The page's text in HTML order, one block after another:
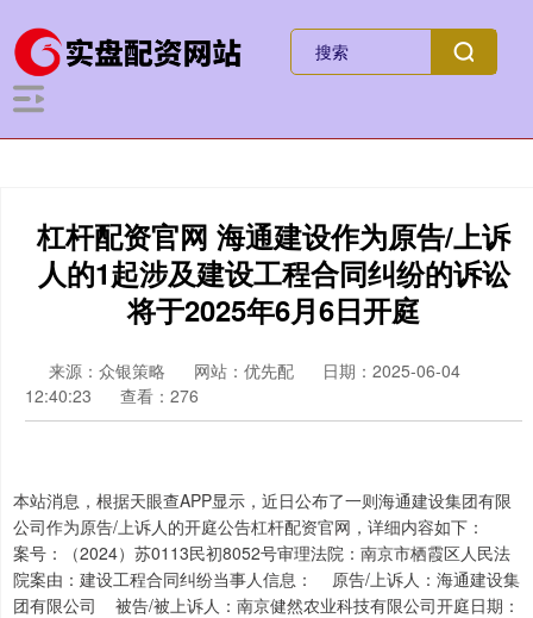
杠杆配资官网 海通建设作为原告/上诉
人的1起涉及建设工程合同纠纷的诉讼
将于2025年6月6日开庭
来源：众银策略 网站：优先配
日期：2025-06-04
12:40:23
查看：276
本站消息，根据天眼查APP显示，近日公布了一则海通建设集团有限
公司作为原告/上诉人的开庭公告杠杆配资官网，详细内容如下：
案号：（2024）苏0113民初8052号审理法院：南京市栖霞区人民法
院案由：建设工程合同纠纷当事人信息： 原告/上诉人：海通建设集
团有限公司 被告/被上诉人：南京健然农业科技有限公司开庭日期：